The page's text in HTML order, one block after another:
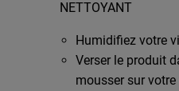
NETTOYANT
Humidifiez votre
Verser le produit
mousser sur votre